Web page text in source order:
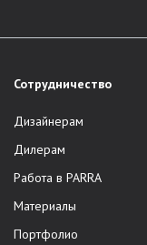
Сотрудничество
Дизайнерам
Дилерам
Работа в PARRA
Материалы
Портфолио